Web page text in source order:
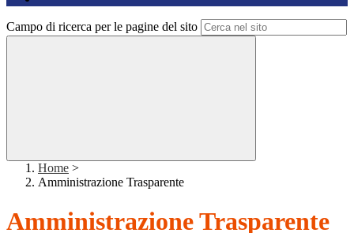
Campo di ricerca per le pagine del sito
Home >
Amministrazione Trasparente
Amministrazione Trasparente